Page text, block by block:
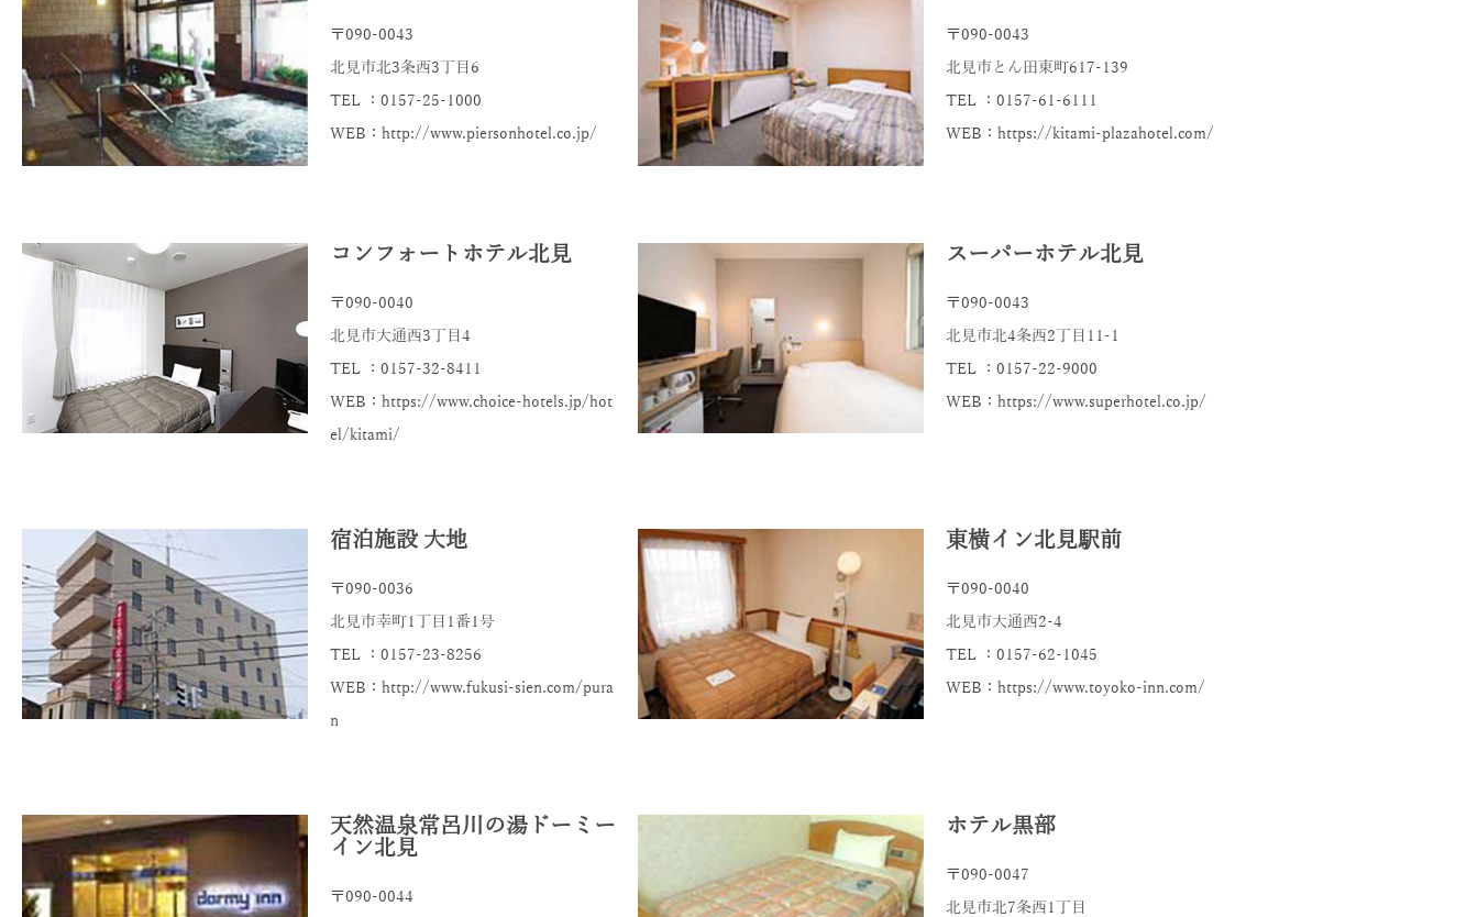
〒090-0043
北見市北3条西3丁目6
TEL ：0157-25-1000
WEB：http://www.piersonhotel.co.jp/
〒090-0043
北見市とん田東町617-139
TEL ：0157-61-6111
WEB：https://kitami-plazahotel.com/
コンフォートホテル北見
〒090-0040
北見市大通西3丁目4
TEL ：0157-32-8411
WEB：https://www.choice-hotels.jp/hot
el/kitami/
スーパーホテル北見
〒090-0043
北見市北4条西2丁目11-1
TEL ：0157-22-9000
WEB：https://www.superhotel.co.jp/
宿泊施設 大地
〒090-0036
北見市幸町1丁目1番1号
TEL ：0157-23-8256
WEB：http://www.fukusi-sien.com/pura
n
東横イン北見駅前
〒090-0040
北見市大通西2-4
TEL ：0157-62-1045
WEB：https://www.toyoko-inn.com/
天然温泉常呂川の湯ドーミー
イン北見
〒090-0044
ホテル黒部
〒090-0047
北見市北7条西1丁目